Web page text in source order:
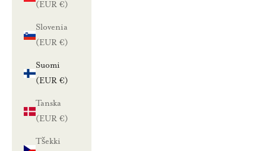
(EUR €)
Slovenia
(EUR €)
Suomi
(EUR €)
Tanska
(EUR €)
Tšekki